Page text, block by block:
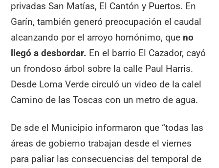
privadas San Matías, El Cantón y Puertos. En
Garín, también generó preocupación el caudal
alcanzando por el arroyo homónimo, que no
llegó a desbordar. En el barrio El Cazador, cayó
un frondoso árbol sobre la calle Paul Harris.
Desde Loma Verde circuló un video de la calel
Camino de las Toscas con un metro de agua.
De sde el Municipio informaron que “todas las
áreas de gobierno trabajan desde el viernes
para paliar las consecuencias del temporal de